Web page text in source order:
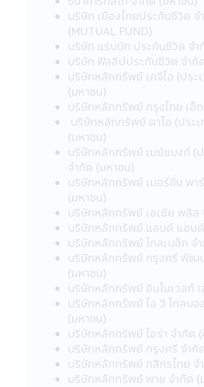
เดือนจากบัญชีธนาคารของผู้ถือห
สำหรับผู้ลงทุนที่ใช้บริการแผนการล
อัตโนมัติ (Regular Saving Plan)
- ไม่คิดค่าบริการ สำหรับผู้ลง
เงินลงทุนหักรายเดือนตั้งแต่
ต่อรายการ
- คิดค่าบริการ 10 บาท ต่อราย
ผู้ลงทุนที่มียอดเงินลงทุนหักรายเ
5,000 บาท (ปัจจุบันยกเว้นค่าบริการ)
ค่าบริการดังกล่าว มีผลตั้งแต่
มีนาคม 2563 เป็นต้นไป จนกว่าจะมี
เปลี่ยนแปลง
24. ผู้ลงทุนโปรดศึกษาเงื่อนไขกา
กองทุนรวมเพื่อการออม (SSF) / ก
เพื่อการออมพิเศษ (SSFX) หรือห
ชนิดเพื่อการออมพิเศษ (SSFX) ซึ่ง
กฎกระทรวง ฉบับที่ 357 (พ.ศ
ความในประมวลรัษฎากรว่าด้วยกา
รัษฎากร ลงวันที่ 10 มีนาคม 2563
ตามเกณฑ์กรมรรพากรกำหนด ผู้ล
ศึกษาข้อมูลในหนังสือชี้ชวน/หนังสื
สรุปข้อมูลสำคัญ ให้เข้าใจและควร
ชวนไว้เป็นข้อมูล เพื่อใช้อ้างอิงใน
เมื่อมีข้อสงสัยให้สอบถามผู้ติดต่อ
เข้าใจก่อนซื้อหน่วยลงทุน
บริษัท เมืองไทยประกันชีวิต จ
(MUTUAL FUND)
บริษัท แรบบิท ประกันชีวิต จำ
บริษัท ฟิลลิปประกันชีวิต จำกั
บริษัทหลักทรัพย์ เคจีไอ (ประ
(มหาชน)
บริษัทหลักทรัพย์ กรุงไทย เอ็
บริษัทหลักทรัพย์ ดาโอ (ประเ
(มหาชน)
บริษัทหลักทรัพย์ เมย์แบงก์ (ป
จำกัด (มหาชน)
บริษัทหลักทรัพย์ เมอร์ชั่น พา
(มหาชน)
บริษัทหลักทรัพย์ เอเซีย พลัส
บริษัทหลักทรัพย์ แลนด์ แอนด์
บริษัทหลักทรัพย์ โกลเบล็ก จ
บริษัทหลักทรัพย์ กรุงศรี พัฒ
(มหาชน)
บริษัทหลักทรัพย์ อินโนเวสท์
บริษัทหลักทรัพย์ ไอ วี โกลบอ
(มหาชน)
บริษัทหลักทรัพย์ ไอร่า จำกัด
บริษัทหลักทรัพย์ กรุงศรี จำกั
บริษัทหลักทรัพย์ กสิกรไทย จ
บริษัทหลักทรัพย์ พาย จำกัด (